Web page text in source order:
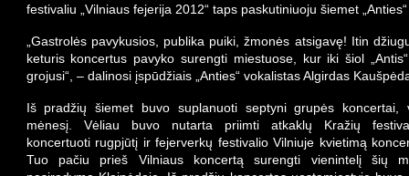
festivaliu „Vilniaus fejerija 2012“ taps paskutiniuoju šiemet
„Gastrolės pavykusios, publika puiki, žmonės atsigavę! Itin
keturis koncertus pavyko surengti miestuose, kur iki šiol
grojusi“, – dalinosi įspūdžiais „Anties“ vokalistas Algirdas
Iš pradžių šiemet buvo suplanuoti septyni grupės koncertai,
mėnesį. Vėliau buvo nutarta priimti atkaklų Kražių
koncertuoti rugpjūtį ir fejerverkų festivalio Vilniuje kvietimą
Tuo pačiu prieš Vilniaus koncertą surengti vienintelį šių